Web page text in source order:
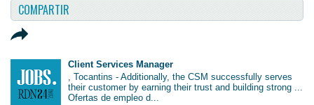
COMPARTIR
Client Services Manager
, Tocantins - Additionally, the CSM successfully serves
their customer by earning their trust and building strong ...
Ofertas de empleo d...